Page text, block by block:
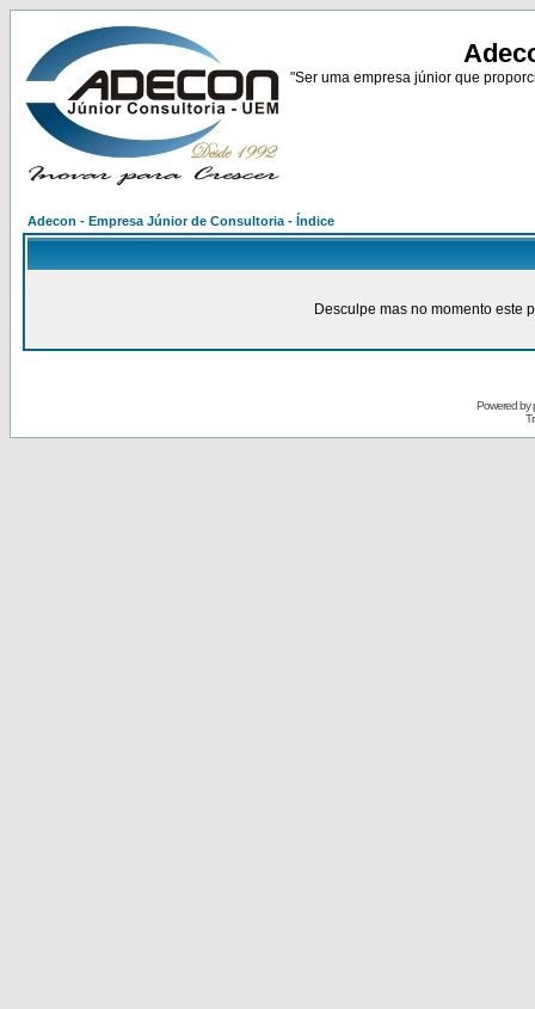
"Ser uma empresa júnior que
Adecon - Empresa Júnior de Consultoria - Índice
Desculpe mas no momento este
Powered by